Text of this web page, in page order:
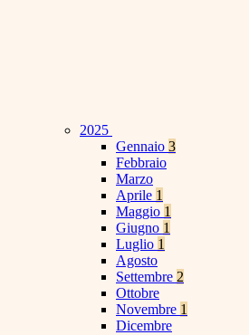
2025
Gennaio 3
Febbraio
Marzo
Aprile 1
Maggio 1
Giugno 1
Luglio 1
Agosto
Settembre 2
Ottobre
Novembre 1
Dicembre